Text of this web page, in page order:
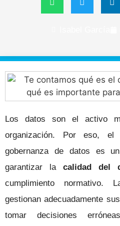
Los datos son el activo
organización. Por eso,
gobernanza de datos es
garantizar la calidad del
cumplimiento normativo.
gestionan adecuadamente
tomar decisiones